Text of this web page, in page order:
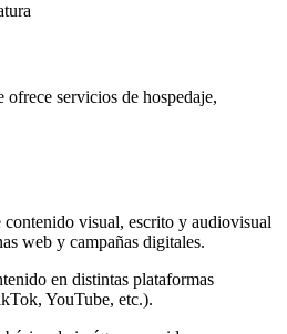
ofrece servicios de hospedaje,
visual, escrito y audiovisual
web y campañas digitales.
en distintas plataformas
YouTube, etc.).